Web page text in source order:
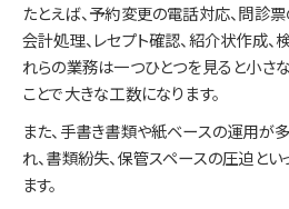
たとえば、予約変更の電話対応、問診
会計処理、レセプト確認、紹介状作成、
れらの業務は一つひとつを見ると小さ
ことで大きな工数になります。
また、手書き書類や紙ベースの運用が
れ、書類紛失、保管スペースの圧迫と
ます。